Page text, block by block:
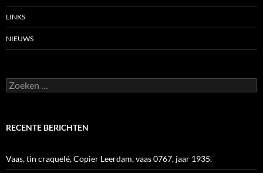
LINKS
NIEUWS
Zoeken
naar:
RECENTE BERICHTEN
Vaas, tin craquelé, Copier Leerdam, vaas 0767, jaar 1935.